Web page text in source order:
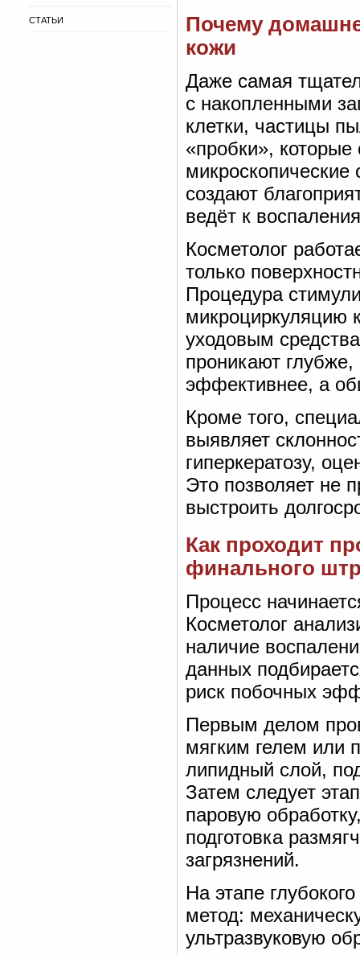
СТАТЬИ
Почему
кожи
Даже самая
с накопленными
клетки, частицы
«пробки»,
создают
ведёт к
Косметолог
только
Процедура
микроциркуляцию
уходовым
проникают
эффективнее, а
Кроме того,
выявляет
гиперкератозу,
Это позволяет не
выстроить
Как проходит
финального
Процесс
Косметолог
наличие
данных
риск побочных
Первым делом
мягким гелем или
липидный слой,
Затем следует
паровую
подготовка
загрязнений.
На этапе
метод:
ультразвуковую